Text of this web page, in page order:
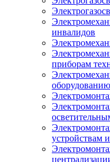
инвалидов
приборам
оборудованию
устройствам